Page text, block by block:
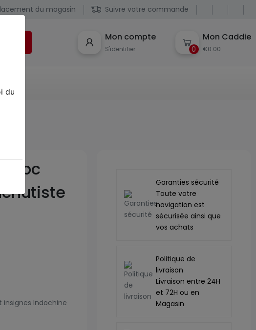
du magasin Suivre votre commande
Mon compte
S'identifier 0
Mon Caddie
€0.00
rpc
insignes Indochine
Garanties sécurité
Toute votre
navigation est
sécurisée ainsi que
vos achats
Politique de
livraison
Livraison entre 24H
et 72H ou en
Magasin
du